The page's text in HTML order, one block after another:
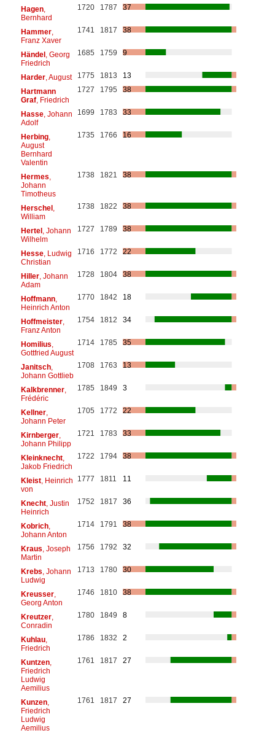
Hagen,
Bernhard
1720 1787 37
Hammer,
Franz Xaver
1741 1817 38
Händel, Georg
Friedrich
1685 1759 9
Harder, August 1775 1813
13
Hartmann
Graf, Friedrich
1727 1795 38
Hasse, Johann
Adolf
1699 1783 33
Herbing,
August
Bernhard
Valentin
1735 1766 16
Hermes
Johann
Timotheus
1738 1821 38
Herschel,
William
1738 1822 38
Hertel, Johann
Wilhelm
1727 1789 38
Hesse, Ludwig
Christian
1716 1772 22
Hiller, Johann
Adam
1728 1804 38
Hoffmann,
Heinrich Anton
1770 1842 18
Hoffmeister,
Franz Anton
1754 1812 34
Homilius
Gottfried August
1714 1785 35
Janitsch,
Johann Gottlieb
1708 1763 13
Kalkbrenner,
Frédéric
1785 1849 3
Kellner,
Johann Peter
1705 1772 22
Kirnberger,
Johann Philipp
1721 1783 33
Kleinknecht,
Jakob Friedrich
1722 1794 38
Kleist, Heinrich
von
1777 1811 11
Knecht, Justin
Heinrich
1752 1817 36
Kobrich,
Johann Anton
1714 1791 38
Kraus , Joseph
Martin
1756 1792 32
Krebs , Johann
Ludwig
1713 1780 30
Kreusser,
Georg Anton
1746 1810 38
Kreutzer,
Conradin
1780 1849 8
Kuhlau,
Friedrich
1786 1832 2
Kuntzen,
Friedrich
Ludwig
Aemilius
1761 1817 27
Kunzen,
Friedrich
Ludwig
Aemilius
1761 1817 27